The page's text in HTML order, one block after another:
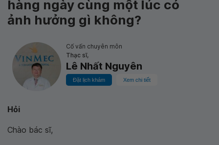
hàng ngày cùng một lúc có
ảnh hưởng gì không?
Cố vấn chuyên môn
Thạc sĩ,
Lê Nhất Nguyên
Đặt lịch khám Xem chi tiết
Hỏi
Chào bác sĩ,